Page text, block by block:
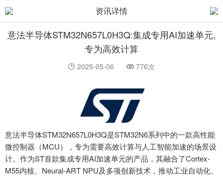
资讯详情
意法半导体STM32N657L0H3Q:集成专用AI加速单元,
专为高效计算
2025-05-06 776次
意法半导体STM32N657L0H3Q是STM32N6系列中的一款高性能
微控制器（MCU），专为需要高效计算与人工智能加速的场景设
计。作为ST首款集成专用AI加速单元的产品，其融合了Cortex-
M55内核、Neural-ART NPU及多项创新技术，推动工业自动化、